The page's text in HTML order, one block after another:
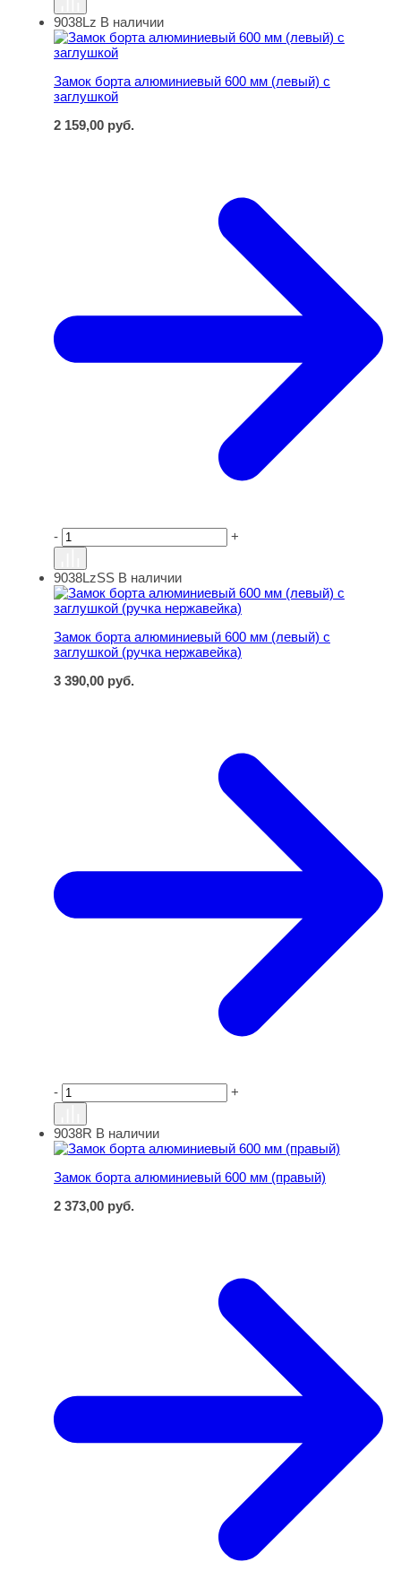
Замок борта алюминиевый 600 мм (левый) с заглушкой
9038Lz В наличии
Замок борта алюминиевый 600 мм (левый) с
заглушкой
2 159,00 руб.
- +
Замок борта алюминиевый 600 мм (левый) с заглушкой
9038LzSS В наличии
Замок борта алюминиевый 600 мм (левый) с
заглушкой (ручка нержавейка)
3 390,00 руб.
- +
Замок борта алюминиевый 600 мм (правый)
9038R В наличии
Замок борта алюминиевый 600 мм (правый)
2 373,00 руб.